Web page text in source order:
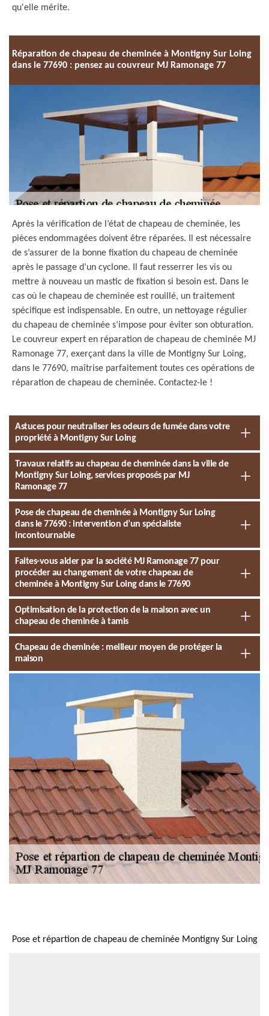
qu'elle mérite.
Réparation de chapeau de cheminée à Montigny Sur Loing
dans le 77690 : pensez au couvreur MJ Ramonage 77
Après la vérification de l’état de chapeau de cheminée, les
pièces endommagées doivent être réparées. Il est nécessaire
de s’assurer de la bonne fixation du chapeau de cheminée
après le passage d’un cyclone. Il faut resserrer les vis ou
mettre à nouveau un mastic de fixation si besoin est. Dans le
cas où le chapeau de cheminée est rouillé, un traitement
spécifique est indispensable. En outre, un nettoyage régulier
du chapeau de cheminée s’impose pour éviter son obturation.
Le couvreur expert en réparation de chapeau de cheminée MJ
Ramonage 77, exerçant dans la ville de Montigny Sur Loing,
dans le 77690, maîtrise parfaitement toutes ces opérations de
réparation de chapeau de cheminée. Contactez-le !
Astuces pour neutraliser les odeurs de fumée dans votre
propriété à Montigny Sur Loing
Travaux relatifs au chapeau de cheminée dans la ville de
Montigny Sur Loing, services proposés par MJ
Ramonage 77
Pose de chapeau de cheminée à Montigny Sur Loing
dans le 77690 : intervention d’un spécialiste
incontournable
Faites-vous aider par la société MJ Ramonage 77 pour
procéder au changement de votre chapeau de
cheminée à Montigny Sur Loing dans le 77690
Optimisation de la protection de la maison avec un
chapeau de cheminée à tamis
Chapeau de cheminée : meilleur moyen de protéger la
maison
Pose et répartion de chapeau de cheminée Montigny Sur Loing